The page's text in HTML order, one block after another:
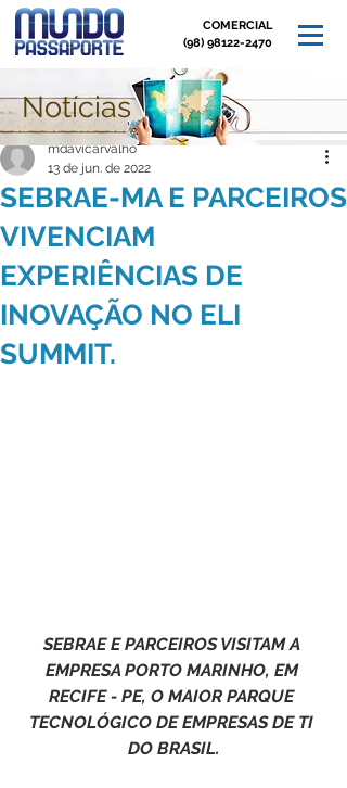
COMERCIAL
(98) 98122-2470
Post
SEBRAE-MA E PARCEIROS
VIVENCIAM
EXPERIÊNCIAS DE
INOVAÇÃO NO ELI
SUMMIT.
mdavicarvalho
13 de jun. de 2022
SEBRAE E PARCEIROS VISITAM A
EMPRESA PORTO MARINHO, EM
RECIFE - PE, O MAIOR PARQUE
TECNOLÓGICO DE EMPRESAS DE TI
DO BRASIL.
Notícias